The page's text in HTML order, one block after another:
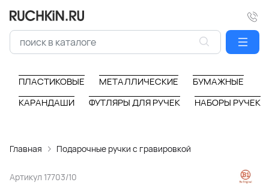
ПЛАСТИКОВЫЕ МЕТАЛЛИЧЕСКИЕ
БУМАЖНЫЕ
КАРАНДАШИ
ФУТЛЯРЫ ДЛЯ РУЧЕК НАБОРЫ РУЧЕК
Главная Подарочные ручки с гравировкой
Артикул 17703/10